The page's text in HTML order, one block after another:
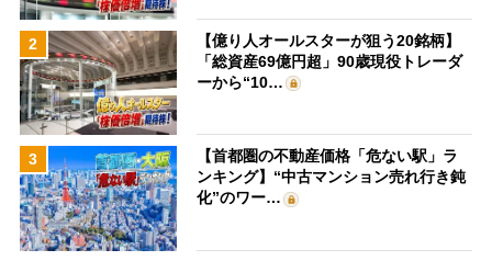
2
【億り人オールスターが狙う20銘柄】
「総資産69億円超」90歳現役トレーダ
ーから“10…
3
【首都圏の不動産価格「危ない駅」ラ
ンキング】“中古マンション売れ行き鈍
化”のワー…